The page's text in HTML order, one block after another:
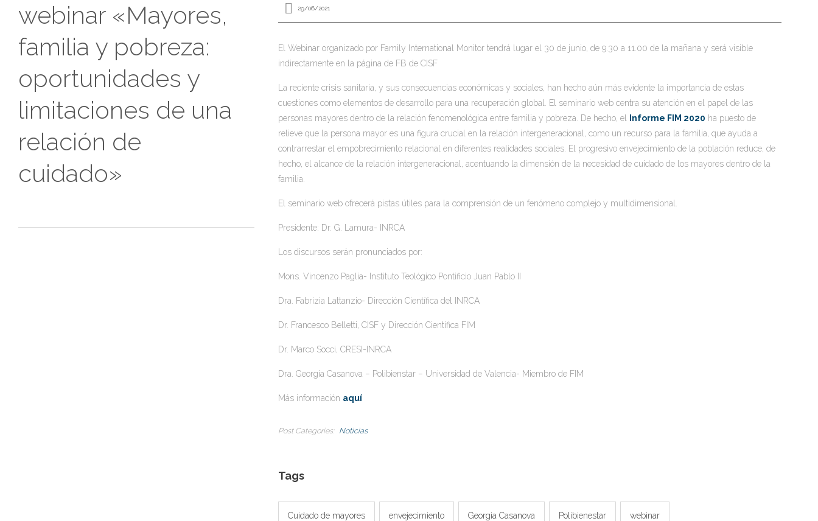
webinar «Mayores,
familia y pobreza:
oportunidades y
limitaciones de una
relación de
cuidado»
29/06/2021
El Webinar organizado por Family International Monitor tendrá lugar el 30 de junio, de 9.30 a 11.00 de la mañana y será visible
indirectamente en la página de FB de CISF
La reciente crisis sanitaria, y sus consecuencias económicas y sociales, han hecho aún más evidente la importancia de estas
cuestiones como elementos de desarrollo para una recuperación global. El seminario web centra su atención en el papel de las
personas mayores dentro de la relación fenomenológica entre familia y pobreza. De hecho, el
Informe FIM 2020 ha puesto de
relieve que la persona mayor es una figura crucial en la relación intergeneracional, como un recurso para la familia, que ayuda a
contrarrestar el empobrecimiento relacional en diferentes realidades sociales. El progresivo envejecimiento de la población reduce, de
hecho, el alcance de la relación intergeneracional, acentuando la dimensión de la necesidad de cuidado de los mayores dentro de la
familia.
El seminario web ofrecerá pistas útiles para la comprensión de un fenómeno complejo y multidimensional.
Presidente: Dr. G. Lamura- INRCA
Los discursos serán pronunciados por:
Mons. Vincenzo Paglia- Instituto Teológico Pontificio Juan Pablo II
Dra. Fabrizia Lattanzio- Dirección Científica del INRCA
Dr. Francesco Belletti, CISF y Dirección Científica FIM
Dr. Marco Socci, CRESI-INRCA
Dra. Georgia Casanova – Polibienstar – Universidad de Valencia- Miembro de FIM
Más información aquí
Post Categories Noticias
Tags
Cuidado de mayores envejecimiento Georgia Casanova Polibienestar webinar